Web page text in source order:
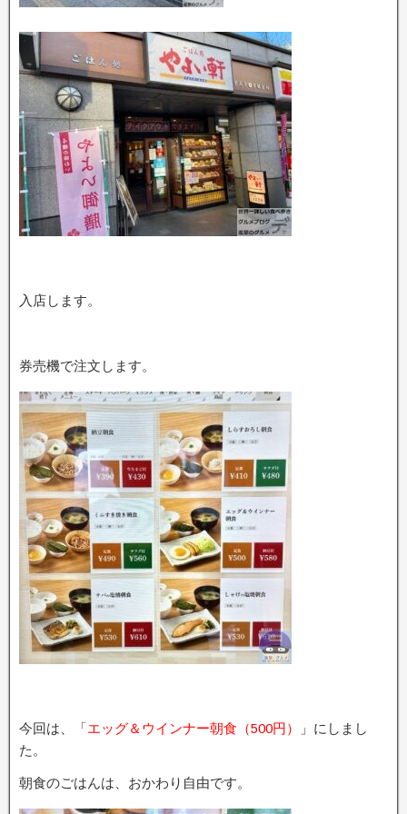
入店します。
券売機で注文します。
今回は、「エッグ＆ウインナー朝食（500円）
」にしまし
た。
朝食のごはんは、おかわり自由です。